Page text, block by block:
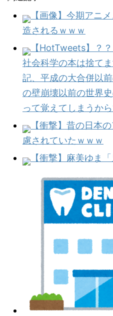
【画像】今期アニ
造されるｗｗｗ
【HotTweets】？
社会科学の本は捨て
記、平成の大合併以
の壁崩壊以前の世界
って覚えてしまうから
【衝撃】昔の日本
慮されていたｗｗｗ
【衝撃】麻美ゆま